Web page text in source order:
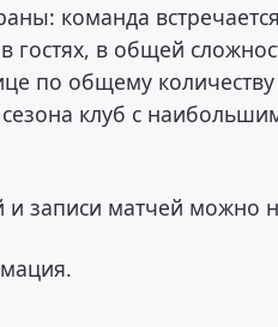
команда
гостях, в общей
по общему
клуб с
и записи матчей можно